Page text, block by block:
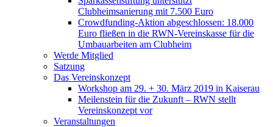
Clubheimsanierung mit 7.500 Euro
Crowdfunding-Aktion abgeschlossen: 18.000
Euro fließen in die RWN-Vereinskasse für die
Umbauarbeiten am Clubheim
Werde Mitglied
Satzung
Das Vereinskonzept
Workshop am 29. + 30. März 2019 in Kaiserau
Meilenstein für die Zukunft – RWN stellt
Vereinskonzept vor
Veranstaltungen